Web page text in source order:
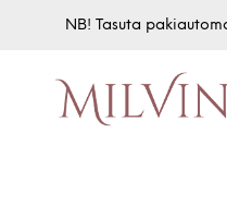
NB! Tasuta